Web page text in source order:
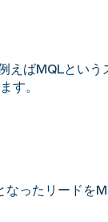
えばMQLとい
す。
ったリードを